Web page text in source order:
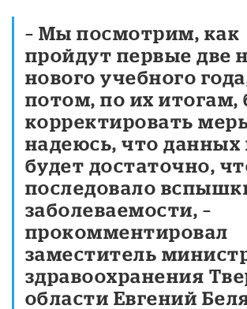
– Мы посмотрим, как
пройдут первые две
нового учебного
потом, по их итогам,
корректировать
надеюсь, что данных
будет достаточно,
последовало
заболеваемости, –
прокомментировал
заместитель
здравоохранения
области Евгений